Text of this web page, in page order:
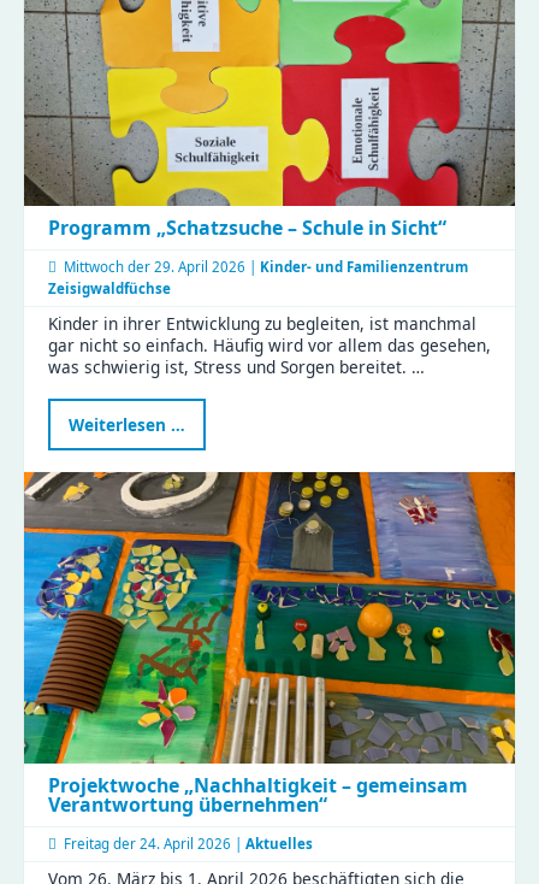
Programm „Schatzsuche – Schule in Sicht“
Mittwoch der 29. April 2026 | Kinder- und Familienzentrum
Zeisigwaldfüchse
Kinder in ihrer Entwicklung zu begleiten, ist manchmal
gar nicht so einfach. Häufig wird vor allem das gesehen,
was schwierig ist, Stress und Sorgen bereitet. …
Weiterlesen …
„Schatzsuche
–
Schule
in
Sicht“
Projektwoche „Nachhaltigkeit – gemeinsam
Verantwortung übernehmen“
Freitag der 24. April 2026 | Aktuelles
Vom 26. März bis 1. April 2026 beschäftigten sich die